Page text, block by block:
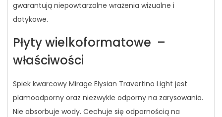
gwarantują niepowtarzalne wrażenia wizualne i
dotykowe.
Płyty wielkoformatowe –
właściwości
Spiek kwarcowy Mirage Elysian Travertino Light jest
plamoodporny oraz niezwykle odporny na zarysowania.
Nie absorbuje wody. Cechuje się odpornością na